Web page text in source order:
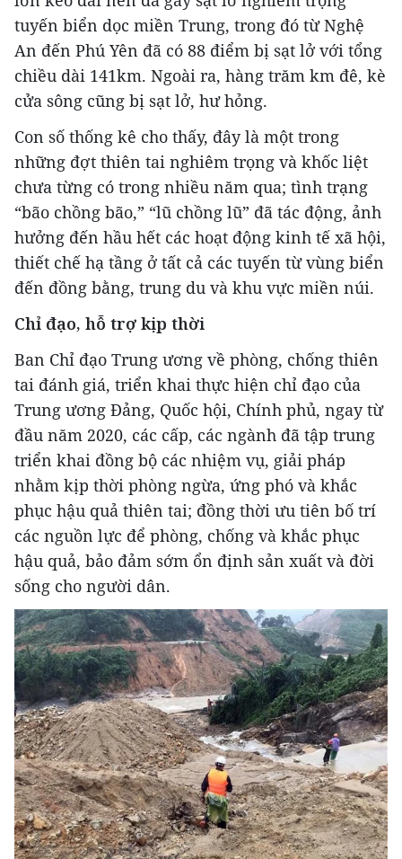
tuyến biển dọc miền Trung, trong đó từ Nghệ
An đến Phú Yên đã có 88 điểm bị sạt lở với tổng
chiều dài 141km. Ngoài ra, hàng trăm km đê, kè
cửa sông cũng bị sạt lở, hư hỏng.
Con số thống kê cho thấy, đây là một trong
những đợt thiên tai nghiêm trọng và khốc liệt
chưa từng có trong nhiều năm qua; tình trạng
“bão chồng bão,” “lũ chồng lũ” đã tác động, ảnh
hưởng đến hầu hết các hoạt động kinh tế xã hội,
thiết chế hạ tầng ở tất cả các tuyến từ vùng biển
đến đồng bằng, trung du và khu vực miền núi.
Chỉ đạo, hỗ trợ kịp thời
Ban Chỉ đạo Trung ương về phòng, chống thiên
tai đánh giá, triển khai thực hiện chỉ đạo của
Trung ương Đảng, Quốc hội, Chính phủ, ngay từ
đầu năm 2020, các cấp, các ngành đã tập trung
triển khai đồng bộ các nhiệm vụ, giải pháp
nhằm kịp thời phòng ngừa, ứng phó và khắc
phục hậu quả thiên tai; đồng thời ưu tiên bố trí
các nguồn lực để phòng, chống và khắc phục
hậu quả, bảo đảm sớm ổn định sản xuất và đời
sống cho người dân.